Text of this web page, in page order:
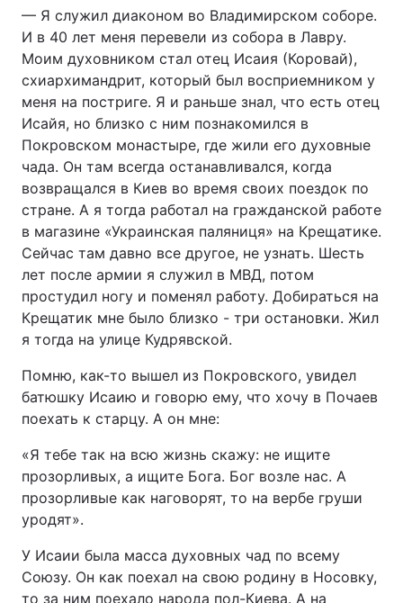
— Я служил диаконом во Владимирском соборе.
И в 40 лет меня перевели из собора в Лавру.
Моим духовником стал отец Исаия (Коровай),
схиархимандрит, который был восприемником у
меня на постриге. Я и раньше знал, что есть отец
Исайя, но близко с ним познакомился в
Покровском монастыре, где жили его духовные
чада. Он там всегда останавливался, когда
возвращался в Киев во время своих поездок по
стране. А я тогда работал на гражданской работе
в магазине «Украинская паляниця» на Крещатике.
Сейчас там давно все другое, не узнать. Шесть
лет после армии я служил в МВД, потом
простудил ногу и поменял работу. Добираться на
Крещатик мне было близко - три остановки. Жил
я тогда на улице Кудрявской.
Помню, как-то вышел из Покровского, увидел
батюшку Исаию и говорю ему, что хочу в Почаев
поехать к старцу. А он мне:
«Я тебе так на всю жизнь скажу: не ищите
прозорливых, а ищите Бога. Бог возле нас. А
прозорливые как наговорят, то на вербе груши
уродят».
У Исаии была масса духовных чад по всему
Союзу. Он как поехал на свою родину в Носовку,
то за ним поехало народа пол-Киева. А на